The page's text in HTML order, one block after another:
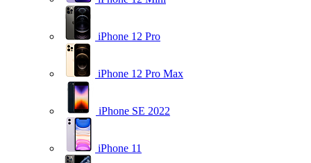
iPhone 12 Pro
iPhone 12 Pro Max
iPhone SE 2022
iPhone 11